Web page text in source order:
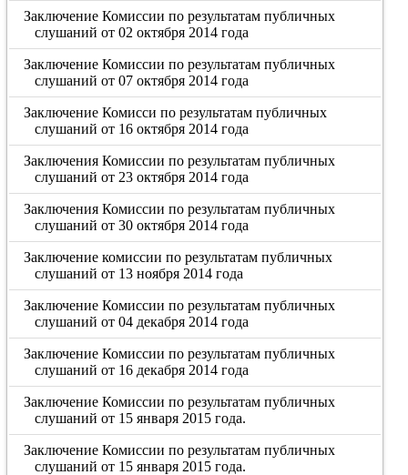
Заключение Комиссии по результатам публичных
слушаний от 02 октября 2014 года
Заключение Комиссии по результатам публичных
слушаний от 07 октября 2014 года
Заключение Комисси по результатам публичных
слушаний от 16 октября 2014 года
Заключения Комиссии по результатам публичных
слушаний от 23 октября 2014 года
Заключения Комиссии по результатам публичных
слушаний от 30 октября 2014 года
Заключение комиссии по результатам публичных
слушаний от 13 ноября 2014 года
Заключение Комиссии по результатам публичных
слушаний от 04 декабря 2014 года
Заключение Комиссии по результатам публичных
слушаний от 16 декабря 2014 года
Заключение Комиссии по результатам публичных
слушаний от 15 января 2015 года.
Заключение Комиссии по результатам публичных
слушаний от 15 января 2015 года.